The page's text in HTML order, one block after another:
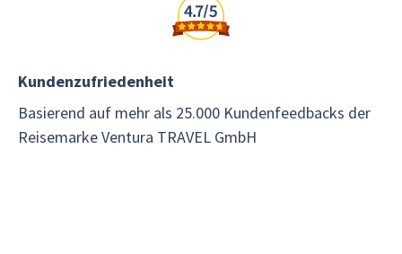
Kundenzufriedenheit
Basierend auf mehr als 25.000 Kundenfeedbacks der
Reisemarke Ventura TRAVEL GmbH